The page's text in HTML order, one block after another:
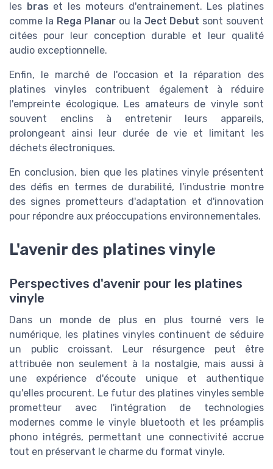
les bras et les moteurs d'entrainement. Les platines
comme la Rega Planar ou la Ject Debut sont souvent
citées pour leur conception durable et leur qualité
audio exceptionnelle.
Enfin, le marché de l'occasion et la réparation des
platines vinyles contribuent également à réduire
l'empreinte écologique. Les amateurs de vinyle sont
souvent enclins à entretenir leurs appareils,
prolongeant ainsi leur durée de vie et limitant les
déchets électroniques.
En conclusion, bien que les platines vinyle présentent
des défis en termes de durabilité, l'industrie montre
des signes prometteurs d'adaptation et d'innovation
pour répondre aux préoccupations environnementales.
L'avenir des platines vinyle
Perspectives d'avenir pour les platines
vinyle
Dans un monde de plus en plus tourné vers le
numérique, les platines vinyles continuent de séduire
un public croissant. Leur résurgence peut être
attribuée non seulement à la nostalgie, mais aussi à
une expérience d'écoute unique et authentique
qu'elles procurent. Le futur des platines vinyles semble
prometteur avec l'intégration de technologies
modernes comme le vinyle bluetooth et les préamplis
phono intégrés, permettant une connectivité accrue
tout en préservant le charme du format vinyle.